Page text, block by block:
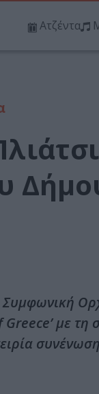
Ατζέντα
Συμφωνική
Greece’ με